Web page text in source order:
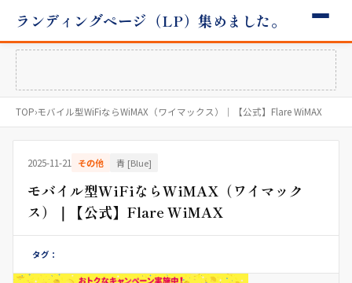
ランディングページ（LP）集めました。
TOP›モバイル型WiFiならWiMAX（ワイマックス）｜【公式】Flare WiMAX
2025-11-21 その他 青 [Blue]
モバイル型WiFiならWiMAX（ワイマック
ス）｜【公式】Flare WiMAX
タグ：